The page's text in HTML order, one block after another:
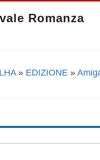
Romanza
» EDIZIONE »